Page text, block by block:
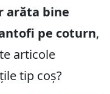
arăta bine
pe coturn,
articole
tip coș?